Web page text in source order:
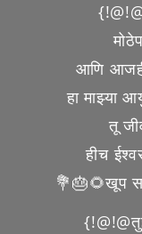
आणि
हा माझ्या
तू
हीच
💐🎂🌻खूप